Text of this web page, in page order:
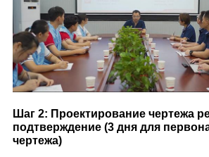
Шаг 2: Проектирование чертежа
подтверждение (3 дня для
чертежа)